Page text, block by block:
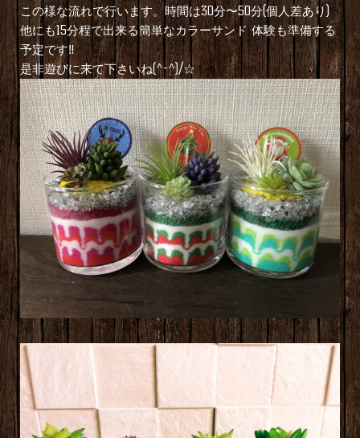
この様な流れで行います。時間は30分〜50分(個人差あり)
他にも15分程で出来る簡単なカラーサンド 体験も準備する
予定です‼︎
是非遊びに来て下さいね(^-^)/☆